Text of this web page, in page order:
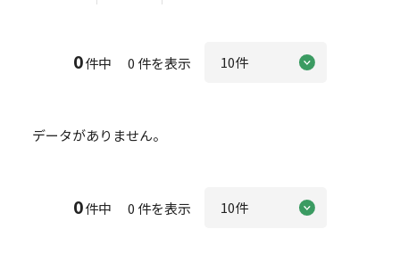
0件中 0 件を表示
データがありません。
0件中 0 件を表示